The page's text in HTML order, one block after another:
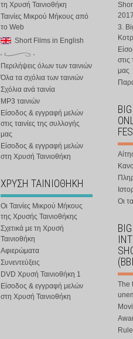
τη Χρυσή Ταινιοθήκη
Ταινίες Μικρού Μήκους από
το Web
Short Films in English
Περιλήψεις όλων των ταινιών
Όλα τα σχόλια των ταινιών
Σχόλια ανά ταινία
MP3 ταινιών
Είσοδος & εγγραφή μελών
στις ταινίες της συλλογής
μας
Είσοδος & εγγραφή μελών
στη Χρυσή Ταινιοθήκη
ΧΡΥΣΗ ΤΑΙΝΙΟΘΗΚΗ
Οι Ταινίες Μικρού Μήκους
της Χρυσής Ταινιοθήκης
Σχετικά με τη Χρυσή
Ταινιοθήκη
Αφιερώματα
Συνεντεύξεις
DVD Χρυσή Ταινιοθήκη 1
Είσοδος & εγγραφή μελών
στη Χρυσή Ταινιοθήκη
3.
στις
μας
Οι
The